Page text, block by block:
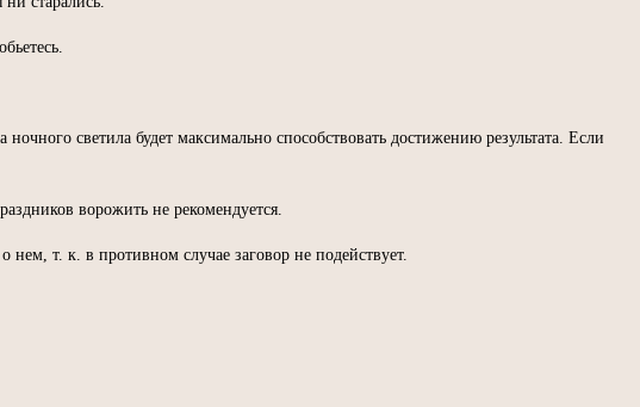
светила будет максимально способствовать достижению результата. Если
ворожить не рекомендуется.
т. к. в противном случае заговор не подействует.